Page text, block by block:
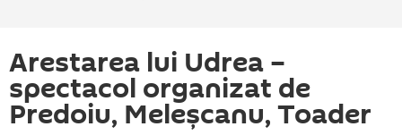
Arestarea lui Udrea –
spectacol organizat de
Predoiu, Meleşcanu, Toader